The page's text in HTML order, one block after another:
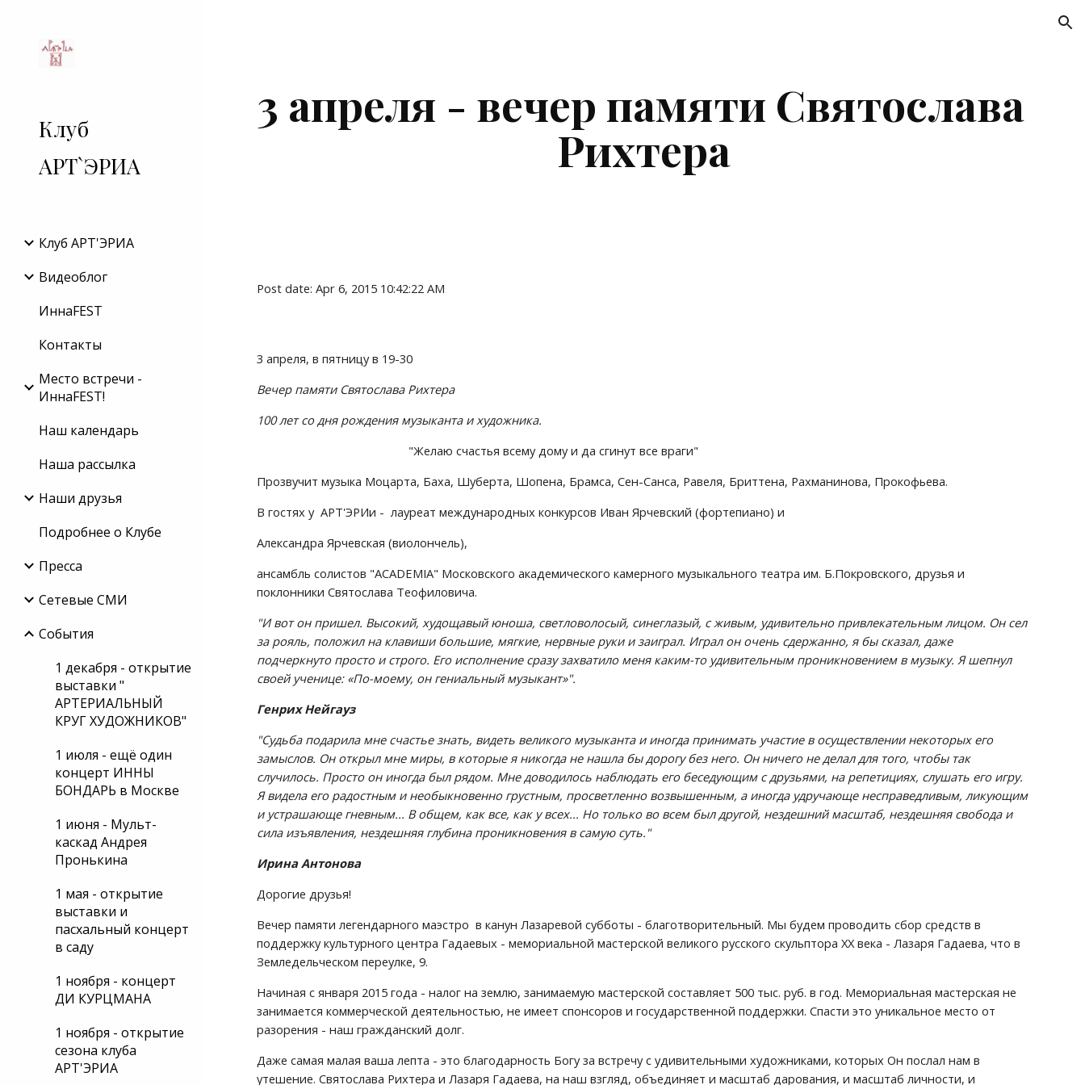
Клуб
АРТ`ЭРИА
Клуб АРТ'ЭРИA
Видеоблог
ИннаFEST
Контакты
Место встречи -
ИннаFEST!
Наш календарь
Наша рассылка
Наши друзья
Подробнее о Клубе
Пресса
Сетевые СМИ
События
1 декабря - открытие
выставки "
АРТЕРИАЛЬНЫЙ
КРУГ ХУДОЖНИКОВ"
1 июля - ещё один
концерт ИННЫ
БОНДАРЬ в Москве
1 июня - Мульт-
каскад Андрея
Пронькина
1 мая - открытие
выставки и
пасхальный концерт
в саду
1 ноября - концерт
ДИ КУРЦМАНА
1 ноября - открытие
сезона клуба
АРТ'ЭРИА
3 апреля - вечер памяти Святослава
Рихтера
Post date: Apr 6, 2015 10:42:22 AM
3 апреля, в пятницу в 19-30
Вечер памяти Святослава Рихтера
100 лет со дня рождения музыканта и художника.
                                               "Желаю счастья всему дому и да сгинут все враги"
Прозвучит музыка Моцарта, Баха, Шуберта, Шопена, Брамса, Сен-Санса, Равеля, Бриттена, Рахманинова, Прокофьева.
В гостях у  АРТ'ЭРИи -  лауреат международных конкурсов Иван Ярчевский (фортепиано) и
Александра Ярчевская (виолончель),
ансамбль солистов "ACADEMIA" Московского академического камерного музыкального театра им. Б.Покровского, друзья и
поклонники Святослава Теофиловича.
"И вот он пришел. Высокий, худощавый юноша, светловолосый, синеглазый, с живым, удивительно привлекательным лицом. Он сел
за рояль, положил на клавиши большие, мягкие, нервные руки и заиграл. Играл он очень сдержанно, я бы сказал, даже
подчеркнуто просто и строго. Его исполнение сразу захватило меня каким-то удивительным проникновением в музыку. Я шепнул
своей ученице: «По-моему, он гениальный музыкант»".
Генрих Нейгауз
"Судьба подарила мне счастье знать, видеть великого музыканта и иногда принимать участие в осуществлении некоторых его
замы­слов. Он открыл мне миры, в которые я никогда не нашла бы дорогу без него. Он ничего не делал для того, чтобы так
случилось. Просто он иногда был рядом. Мне доводилось наблюдать его беседующим с друзьями, на репетициях, слушать его игру.
Я видела его радост­ным и необыкновенно грустным, просветленно возвышенным, а ино­гда удручающе несправедливым, ликующим
и устрашающе гнев­ным... В общем, как все, как у всех... Но только во всем был другой, нездешний масштаб, нездешняя свобода и
сила изъявления, не­здешняя глубина проникновения в самую суть."
Ирина Антонова
Дорогие друзья!
Вечер памяти легендарного маэстро  в канун Лазаревой субботы - благотворительный. Мы будем проводить сбор средств в
поддержку культурного центра Гадаевых - мемориальной мастерской великого русского скульптора ХХ века - Лазаря Гадаева, что в
Земледельческом переулке, 9.
Начиная с января 2015 года - налог на землю, занимаемую мастерской составляет 500 тыс. руб. в год. Мемориальная мастерская не
занимается коммерческой деятельностью, не имеет спонсоров и государственной поддержки. Спасти это уникальное место от
разорения - наш гражданский долг.
Даже самая малая ваша лепта - это благодарность Богу за встречу с удивительными художниками, которых Он послал нам в
утешение. Святослава Рихтера и Лазаря Гадаева, на наш взгляд, объединяет и масштаб дарования, и масштаб личности, и